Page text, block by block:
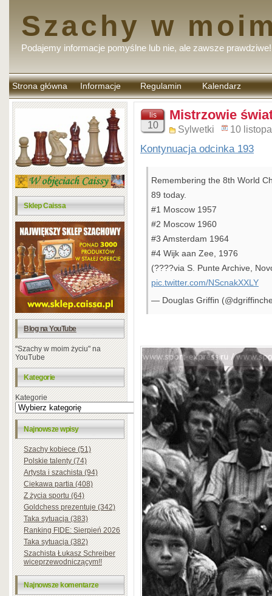
Szachy w
Podajemy informacje pomyślne lub nie, ale zawsze prawdziwe!
Strona główna Informacje Regulamin
komentarzy
Kalendarz
Sklep Caissa
Blog na YouTube
"Szachy w moim życiu" na
YouTube
Kategorie
Kategorie
Najnowsze wpisy
Szachy kobiece (51)
Polskie talenty (74)
Artysta i szachista (94)
Ciekawa partia (408)
Z życia sportu (64)
Goldchess prezentuje (342)
Taka sytuacja (383)
Ranking FIDE: Sierpień 2026
Taka sytuacja (382)
Szachista Łukasz Schreiber
wiceprzewodniczącym!!
Najnowsze komentarze
lis
10
Mistrzowie
Sylwetki 10
Kontynuacja odcinka 193
Remembering the 8th World
89 today.
#1 Moscow 1957
#2 Moscow 1960
#3 Amsterdam 1964
#4 Wijk aan Zee, 1976
(????via S. Punte Archive,
pic.twitter.com/NScnakXXLY
— Douglas Griffin